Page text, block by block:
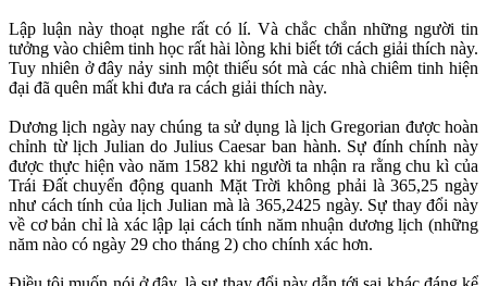
Lập luận này thoạt nghe rất có lí. Và chắc chắn những người tin
tưởng vào chiêm tinh học rất hài lòng khi biết tới cách giải thích này.
Tuy nhiên ở đây nảy sinh một thiếu sót mà các nhà chiêm tinh hiện
đại đã quên mất khi đưa ra cách giải thích này.
Dương lịch ngày nay chúng ta sử dụng là lịch Gregorian được hoàn
chỉnh từ lịch Julian do Julius Caesar ban hành. Sự đính chính này
được thực hiện vào năm 1582 khi người ta nhận ra rằng chu kì của
Trái Đất chuyển động quanh Mặt Trời không phải là 365,25 ngày
như cách tính của lịch Julian mà là 365,2425 ngày. Sự thay đổi này
về cơ bản chỉ là xác lập lại cách tính năm nhuận dương lịch (những
năm nào có ngày 29 cho tháng 2) cho chính xác hơn.